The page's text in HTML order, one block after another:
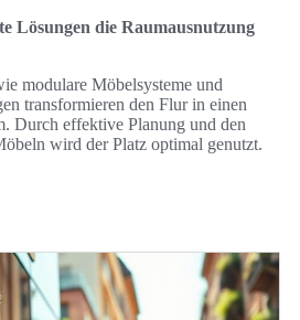
Lösungen die Raumausnutzung
modulare Möbelsysteme und
transformieren den Flur in einen
Durch effektive Planung und den
wird der Platz optimal genutzt.